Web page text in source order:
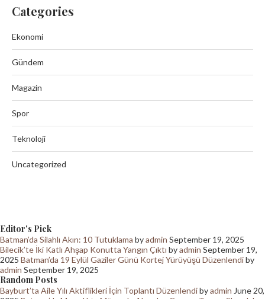
Categories
Ekonomi
Gündem
Magazin
Spor
Teknoloji
Uncategorized
Editor's Pick
Batman’da Silahlı Akın: 10 Tutuklama byadmin September 19, 2025
Bilecik’te İki Katlı Ahşap Konutta Yangın Çıktı byadmin September 19,
2025 Batman’da 19 Eylül Gaziler Günü Kortej Yürüyüşü Düzenlendiby
admin September 19, 2025
Random Posts
Bayburt’ta Aile Yılı Aktiflikleri İçin Toplantı Düzenlendibyadmin June 20,